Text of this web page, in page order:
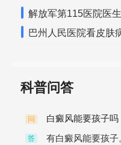
解放军第115医院医
巴州人民医院看皮肤
科普问答
问 白癜风能要孩子吗
答
有白癜风能要孩子